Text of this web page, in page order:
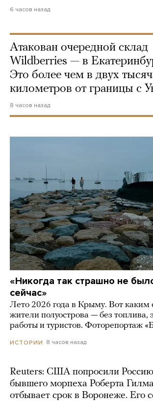
6 часов назад
Атакован очередной склад
Wildberries — в
Это более чем в двух
километров от границы с
8 часов назад
«Никогда так страшно не
сейчас»
Лето 2026 года в Крыму. Вот каким
жители полуострова — без топлива,
работы и туристов. Фоторепортаж
ИСТОРИИ 8 часов назад
Reuters: США попросили Россию
бывшего морпеха Роберта
отбывает срок в Воронеже. Его